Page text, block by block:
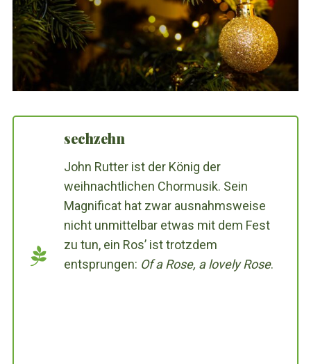
sechzehn
John Rutter ist der König der
weihnachtlichen Chormusik. Sein
Magnificat hat zwar ausnahmsweise
nicht unmittelbar etwas mit dem Fest
zu tun, ein Ros’ ist trotzdem
entsprungen: Of a Rose, a lovely Rose.